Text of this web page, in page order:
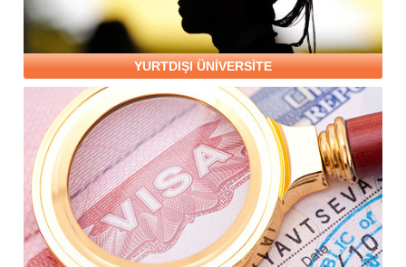
YURTDIŞI ÜNİVERSİTE